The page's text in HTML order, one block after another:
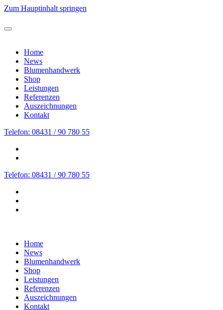
Zum Hauptinhalt springen
Home
News
Blumenhandwerk
Shop
Leistungen
Referenzen
Auszeichnungen
Kontakt
Telefon: 08431 / 90 780 55
Telefon: 08431 / 90 780 55
Home
News
Blumenhandwerk
Shop
Leistungen
Referenzen
Auszeichnungen
Kontakt